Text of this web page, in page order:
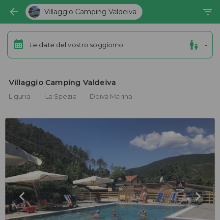
Villaggio Camping Valdeiva
Le date del vostro soggiorno -
Villaggio Camping Valdeiva
Liguria La Spezia Deiva Marina